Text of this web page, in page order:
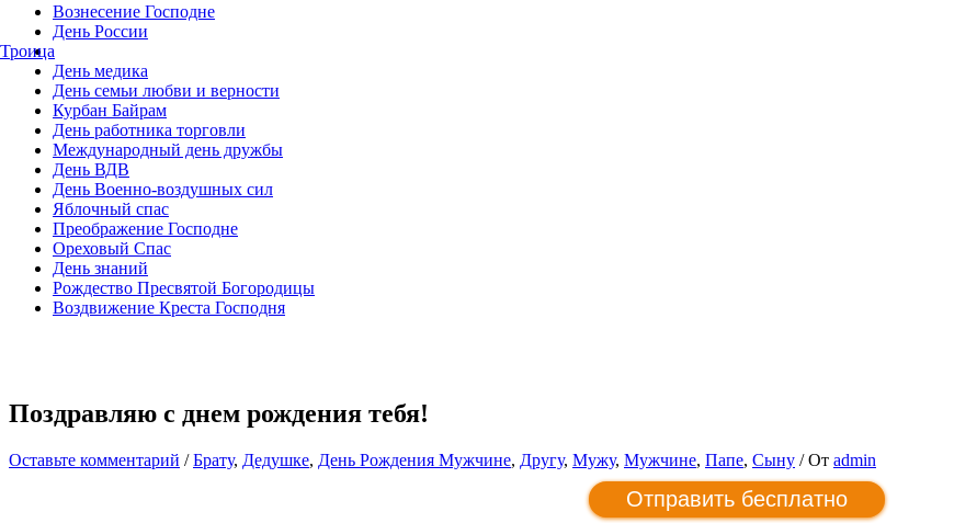
Вознесение Господне
День России
Троица
День медика
День семьи любви и верности
Курбан Байрам
День работника торговли
Международный день дружбы
День ВДВ
День Военно-воздушных сил
Яблочный спас
Преображение Господне
Ореховый Спас
День знаний
Рождество Пресвятой Богородицы
Воздвижение Креста Господня
Поздравляю с днем рождения тебя!
Оставьте комментарий /Брату, Дедушке, День Рождения Мужчине, Другу, Мужу, Мужчине, Папе, Сыну / От admin
Отправить бесплатно